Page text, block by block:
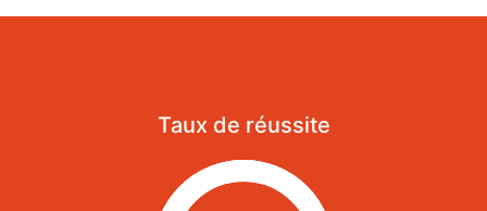
Taux de réussite